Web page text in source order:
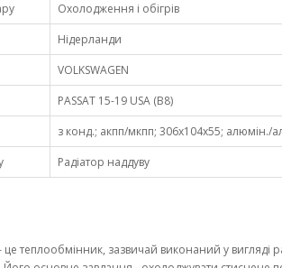
Охолодження і обігрів
Нідерланди
VOLKSWAGEN
PASSAT 15-19 USA (B8)
з конд.; акпп/мкпп; 306x104x55; алюмін./
Радіатор наддуву
це теплообмінник, зазвичай виконаний у вигляді